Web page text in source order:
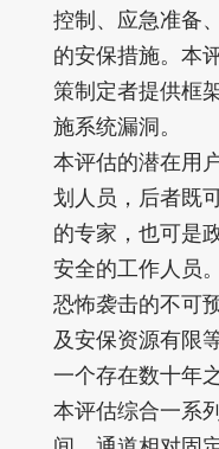
控制、应急准备
的安保措施。本
策制定者提供框
施系统漏洞。
本评估的潜在用
划人员，后者既
的专家，也可是
安全的工作人员
恐怖袭击的不可
及安保资源有限
一个存在数十年
本评估综合一系